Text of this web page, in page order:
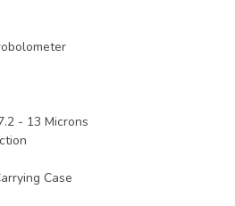
- 13 Microns
Case